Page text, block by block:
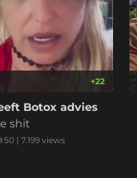
+22
Botox advies
shit
| 7.199 views